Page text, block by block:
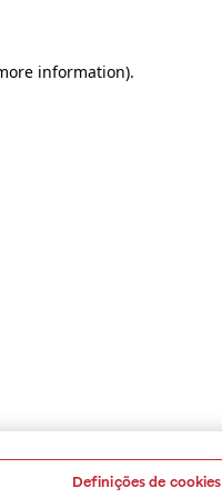
information).
Definições de cookies